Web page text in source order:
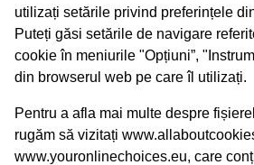
utilizați setările privind preferințele
Puteți găsi setările de navigare
cookie în meniurile "Opțiuni”,
din browserul web pe care îl utilizați.
Pentru a afla mai multe despre
rugăm să vizitați
www.youronlinechoices.eu, care